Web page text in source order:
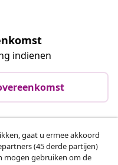
indienen
gaat u ermee akkoord
(45 derde partijen)
mogen gebruiken om de